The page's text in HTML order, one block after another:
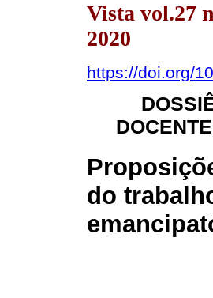
Vista vol.27
2020
https://doi.org/
do